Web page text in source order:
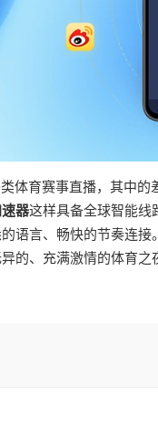
体育赛事直播，其中
器这样具备全球智能线
语言、畅快的节奏连
的、充满激情的体育之